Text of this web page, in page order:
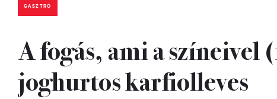
GASZTRÓ
A fogás, ami a
joghurtos karfiolleves